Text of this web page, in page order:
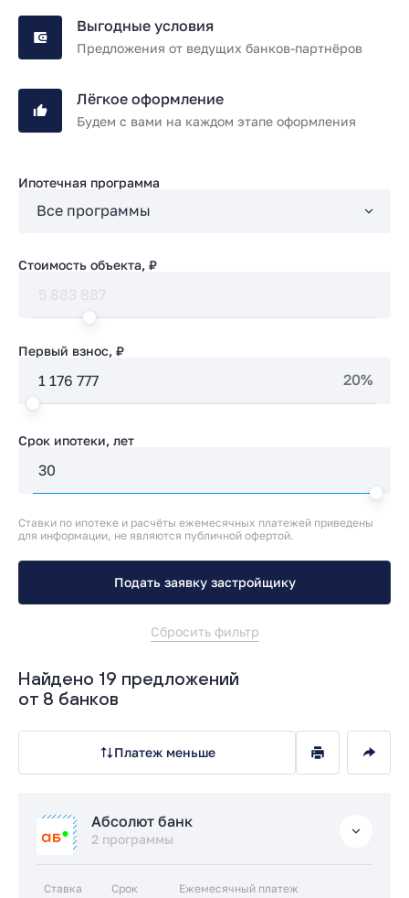
Выгодные условия
Предложения от ведущих банков-партнёров
Лёгкое оформление
Будем с вами на каждом этапе оформления
Ипотечная программа
Стоимость объекта, ₽
Первый взнос, ₽
20%
Срок ипотеки, лет
Ставки по ипотеке и расчёты ежемесячных платежей приведены
для информации, не являются публичной офертой.
Подать заявку застройщику
Сбросить фильтр
Найдено 19 предложений
от 8 банков
Платеж меньше
Абсолют банк
2 программы
Ставка Срок Ежемесячный платеж